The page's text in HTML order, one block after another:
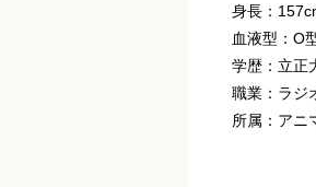
身長：
血液型：O
学歴：立正
職業：ラジ
所属：アニ